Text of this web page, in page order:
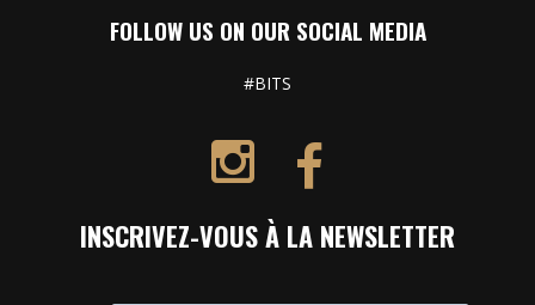
FOLLOW US ON OUR SOCIAL MEDIA
#BITS
INSCRIVEZ-VOUS À LA NEWSLETTER